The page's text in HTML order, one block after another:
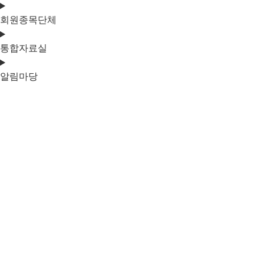
회원종목단체
통합자료실
알림마당